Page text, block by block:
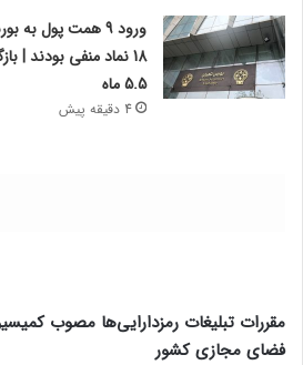
ورود 9 همت پول
18 نماد منفی بودند |
5.5 ماه
4 دقیقه پیش
مقررات تبلیغات رمزدارایی‌ها مصوب
فضای مجازی کشور